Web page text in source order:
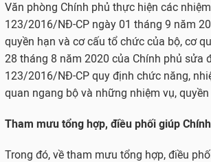
Văn phòng Chính phủ thực hiện các
123/2016/NĐ-CP ngày 01 tháng 9 năm
quyền hạn và cơ cấu tổ chức của bộ, cơ
28 tháng 8 năm 2020 của Chính phủ sửa
123/2016/NĐ-CP quy định chức năng,
quan ngang bộ và những nhiệm vụ,
Tham mưu tổng hợp, điều phối giúp
Trong đó, về tham mưu tổng hợp, điều